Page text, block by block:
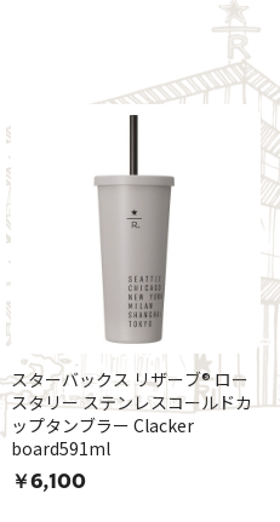
スターバックス リザーブ® ロー
スタリー ステンレスコールドカ
ップタンブラー Clacker
board591ml
￥6,100